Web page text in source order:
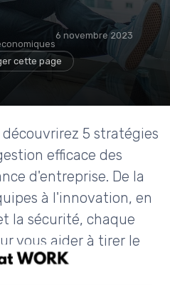
6 novembre 2023
cette page
5 stratégies
efficace des
d'entreprise. De la
à l'innovation, en
la sécurité, chaque
vous aider à tirer le